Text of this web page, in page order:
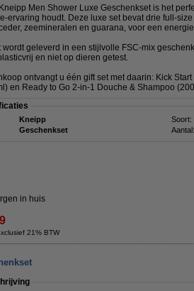
Men Shower Luxe Geschenkset is het
ervaring houdt. Deze luxe set bevat drie full-
zeemineralen en guarana, voor een
wordt geleverd in een stijlvolle FSC-mix
en niet op dieren getest.
ontvangt u één gift set met daarin: Kick
en Ready to Go 2-in-1 Douche & Shampoo
Kneipp Soort:
Geschenkset Aantal:
in huis
21% BTW